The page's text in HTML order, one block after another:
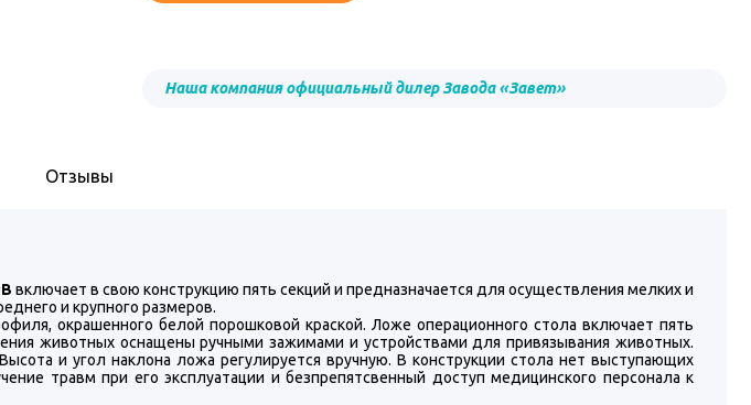
Наша компания официальный дилер Завода «Завет»
Отзывы
включает в свою конструкцию пять секций и предназначается для осуществления мелких и
и крупного размеров.
окрашенного белой порошковой краской. Ложе операционного стола включает пять
животных оснащены ручными зажимами и устройствами для привязывания животных.
и угол наклона ложа регулируется вручную. В конструкции стола нет выступающих
травм при его эксплуатации и безпрепятсвенный доступ медицинского персонала к